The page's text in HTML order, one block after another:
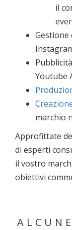
il
Gestione
Youtube
marchio
Approfittate
di esperti
il vostro
obiettivi